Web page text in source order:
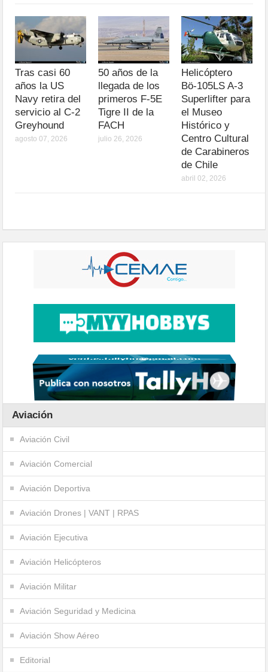
Tras casi 60
años la US
Navy retira del
servicio al C-2
Greyhound
agosto 07, 2026
50 años de la
llegada de los
primeros F-5E
Tigre II de la
FACH
julio 26, 2026
Helicóptero
Bö-105LS A-3
Superlifter para
el Museo
Histórico y
Centro Cultural
de Carabineros
de Chile
abril 02, 2026
Aviación
Aviación Civil
Aviación Comercial
Aviación Deportiva
Aviación Drones | VANT | RPAS
Aviación Ejecutiva
Aviación Helicópteros
Aviación Militar
Aviación Seguridad y Medicina
Aviación Show Aéreo
Editorial